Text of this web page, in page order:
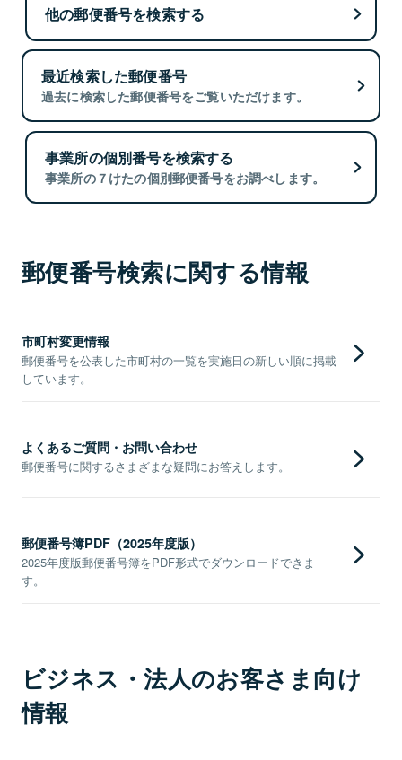
他の郵便番号を検索する
最近検索した郵便番号
過去に検索した郵便番号をご覧いただけます。
事業所の個別番号を検索する
事業所の７けたの個別郵便番号をお調べします。
郵便番号検索に関する情報
市町村変更情報
郵便番号を公表した市町村の一覧を実施日の新しい順に掲載
しています。
よくあるご質問・お問い合わせ
郵便番号に関するさまざまな疑問にお答えします。
郵便番号簿PDF（2025年度版）
2025年度版郵便番号簿をPDF形式でダウンロードできま
す。
ビジネス・法人のお客さま向け
情報